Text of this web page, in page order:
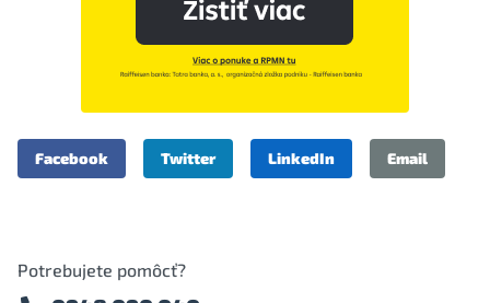
Facebook Twitter LinkedIn Email
Potrebujete pomôcť?